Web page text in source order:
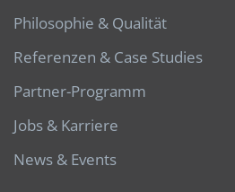
Philosophie & Qualität
Referenzen & Case Studies
Partner-Programm
Jobs & Karriere
News & Events